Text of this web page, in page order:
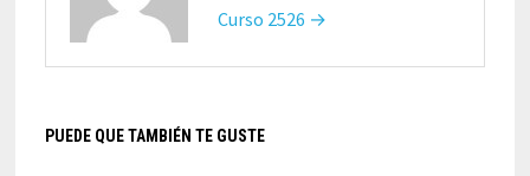
Curso 2526 →
PUEDE QUE TAMBIÉN TE GUSTE